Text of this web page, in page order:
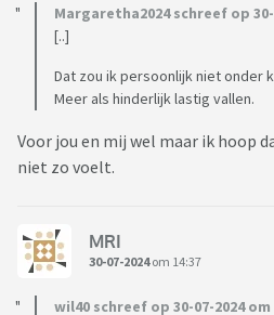
Alle sociale contacten zowat
Kinderopvang aanvragen,
goed is aangevraagd...
Savonds op de bank de vraag, wat
schenk de koffie in.
Als we naar bed gaan ruim ik de
Margaretha2024 schreef op 30-
[..]
Dat zou ik persoonlijk niet onder
Meer als hinderlijk lastig vallen.
Voor jou en mij wel maar ik hoop
niet zo voelt.
MRI
30-07-2024om 14:37
wil40 schreef op 30-07-2024 om